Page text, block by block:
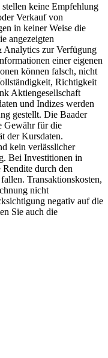
keine Empfehlung
Verkauf von
in keiner Weise die
angezeigten
zur Verfügung
einer eigenen
können falsch, nicht
Richtigkeit
Aktiengesellschaft
und Indizes werden
gestellt. Die Baader
Gewähr für die
der Kursdaten.
kein verlässlicher
Bei Investitionen in
durch den
Transaktionskosten,
nicht
negativ auf die
Sie auch die